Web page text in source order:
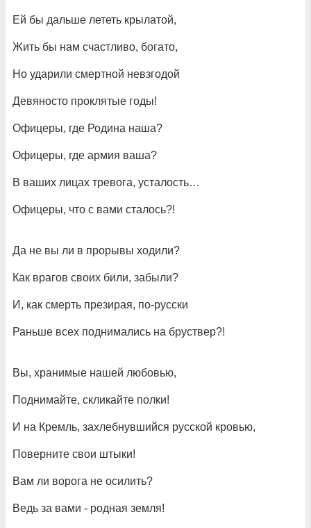
Ей бы дальше лететь крылатой,
Жить бы нам счастливо, богато,
Но ударили смертной невзгодой
Девяносто проклятые годы!
Офицеры, где Родина наша?
Офицеры, где армия ваша?
В ваших лицах тревога, усталость…
Офицеры, что с вами сталось?!
Да не вы ли в прорывы ходили?
Как врагов своих били, забыли?
И, как смерть презирая, по-русски
Раньше всех поднимались на бруствер?!
Вы, хранимые нашей любовью,
Поднимайте, скликайте полки!
И на Кремль, захлебнувшийся русской кровью,
Поверните свои штыки!
Вам ли ворога не осилить?
Ведь за вами - родная земля!